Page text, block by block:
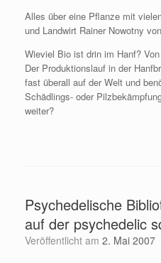
Alles über eine Pflanze mit
und Landwirt Rainer Nowotny
Wieviel Bio ist drin im Hanf?
Der Produktionslauf in der
fast überall auf der Welt und
Schädlings- oder
weiter?
Psychedelische
auf der psychedelic
Veröffentlicht am 2. Mai 2007